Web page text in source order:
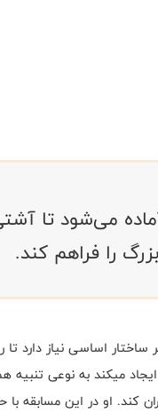
می‌شود تا
را فراهم کند.
اساسی نیاز دارد تا
میکند به نوعی تنبیه
او در این مسابقه با